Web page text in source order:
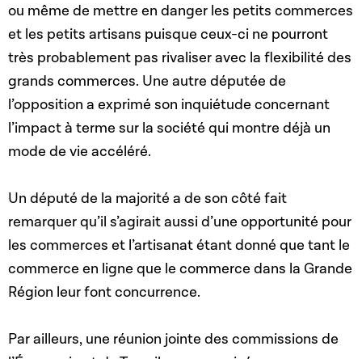
ou même de mettre en danger les petits commerces
et les petits artisans puisque ceux-ci ne pourront
très probablement pas rivaliser avec la flexibilité des
grands commerces. Une autre députée de
l’opposition a exprimé son inquiétude concernant
l’impact à terme sur la société qui montre déjà un
mode de vie accéléré.
Un député de la majorité a de son côté fait
remarquer qu’il s’agirait aussi d’une opportunité pour
les commerces et l’artisanat étant donné que tant le
commerce en ligne que le commerce dans la Grande
Région leur font concurrence.
Par ailleurs, une réunion jointe des commissions de